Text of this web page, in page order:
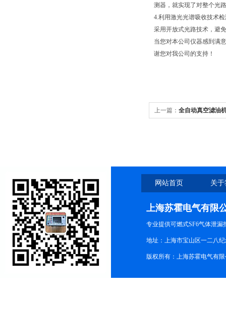
测器，就实现了对整个光
4.利用激光光谱吸收技术
采用开放式光路技术，避
当您对本公司仪器感到满
谢您对我公司的支持！
上一篇： 全自动真空滤油
网站首页 关
上海苏霍电气有限
专业提供可燃式SF6气体泄
地址：上海市宝山区一二八纪
版权所有：上海苏霍电气有